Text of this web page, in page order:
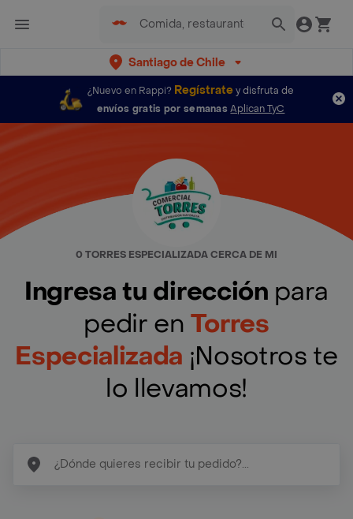
Santiago de Chile
¿Nuevo en Rappi? Regístratey disfruta de
envíos gratis por semanas Aplican TyC
0 TORRES ESPECIALIZADA CERCA DE MI
Ingresa tu dirección para
pedir en Torres
Especializada ¡Nosotros te
lo llevamos!